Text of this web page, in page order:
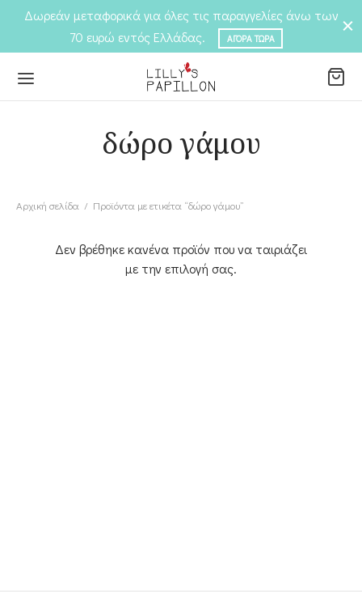
Δωρεάν μεταφορικά για όλες τις παραγγελίες άνω των
70 ευρώ εντός Ελλάδας.
ΑΓΟΡΆ ΤΏΡΑ
δώρο γάμου
Αρχική σελίδα / Προϊόντα με ετικέτα “δώρο γάμου”
Δεν βρέθηκε κανένα προϊόν που να ταιριάζει
με την επιλογή σας.